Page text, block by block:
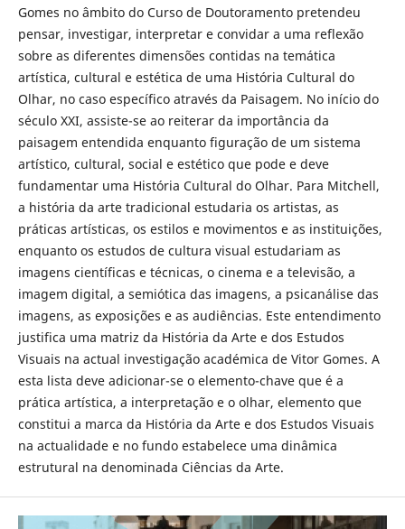
Gomes no âmbito do Curso de Doutoramento pretendeu
pensar, investigar, interpretar e convidar a uma reflexão
sobre as diferentes dimensões contidas na temática
artística, cultural e estética de uma História Cultural do
Olhar, no caso específico através da Paisagem. No início do
século XXI, assiste-se ao reiterar da importância da
paisagem entendida enquanto figuração de um sistema
artístico, cultural, social e estético que pode e deve
fundamentar uma História Cultural do Olhar. Para Mitchell,
a história da arte tradicional estudaria os artistas, as
práticas artísticas, os estilos e movimentos e as instituições,
enquanto os estudos de cultura visual estudariam as
imagens científicas e técnicas, o cinema e a televisão, a
imagem digital, a semiótica das imagens, a psicanálise das
imagens, as exposições e as audiências. Este entendimento
justifica uma matriz da História da Arte e dos Estudos
Visuais na actual investigação académica de Vitor Gomes. A
esta lista deve adicionar-se o elemento-chave que é a
prática artística, a interpretação e o olhar, elemento que
constitui a marca da História da Arte e dos Estudos Visuais
na actualidade e no fundo estabelece uma dinâmica
estrutural na denominada Ciências da Arte.